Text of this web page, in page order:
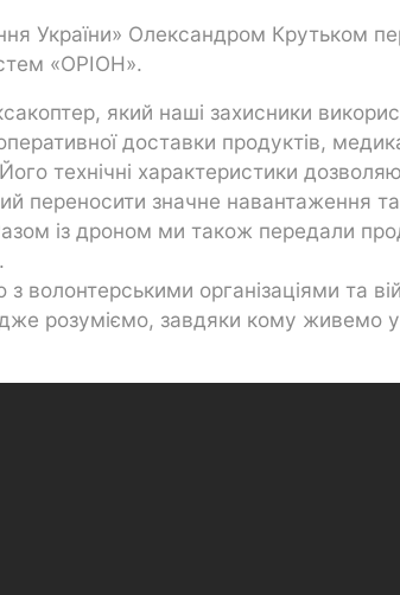
України» Олександром Крутьком
«ОРІОН».
який наші захисники
доставки продуктів,
технічні характеристики
переносити значне навантаження та
із дроном ми також передали
волонтерськими організаціями та
розуміємо, завдяки кому живемо у